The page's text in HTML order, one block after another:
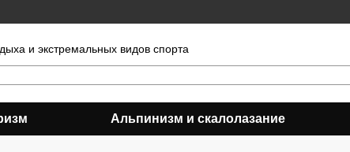
и экстремальных видов спорта
Альпинизм и скалолазание